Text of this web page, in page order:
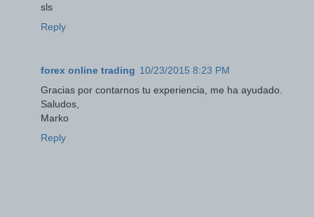
sls
Reply
forex online trading 10/23/2015 8:23 PM
Gracias por contarnos tu experiencia, me ha ayudado.
Saludos,
Marko
Reply